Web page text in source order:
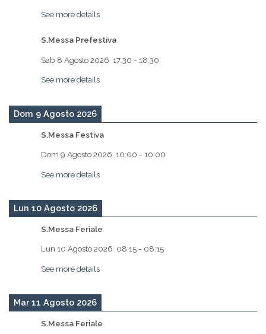
See more details
S.Messa Prefestiva
Sab 8 Agosto 2026 17:30 - 18:30
See more details
Dom 9 Agosto 2026
S.Messa Festiva
Dom 9 Agosto 2026 10:00 - 10:00
See more details
Lun 10 Agosto 2026
S.Messa Feriale
Lun 10 Agosto 2026 08:15 - 08:15
See more details
Mar 11 Agosto 2026
S.Messa Feriale